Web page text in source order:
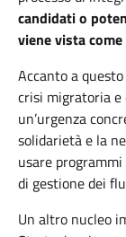
candidati o
viene vista
Accanto a
crisi migratoria
un’urgenza
solidarietà e la
usare
di gestione dei
Un altro nucleo